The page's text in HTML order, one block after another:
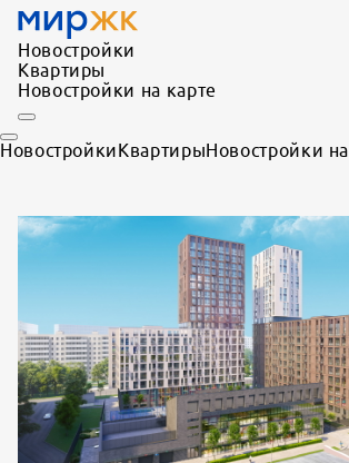
Новостройки
Квартиры
Новостройки на карте
НовостройкиКвартирыНовостройки